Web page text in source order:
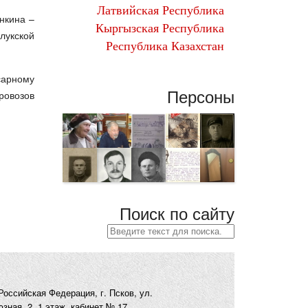
–
г. Ленинград
Новгородская область
Псковская область
г. Симферополь
Островский район
Гдовский район
Витебская область
Гомельская область
Латвийская Республика
Кыргызская Республика
Республика Казахстан
Персоны
Поиск по сайту
Федерация, г. Псков, ул.